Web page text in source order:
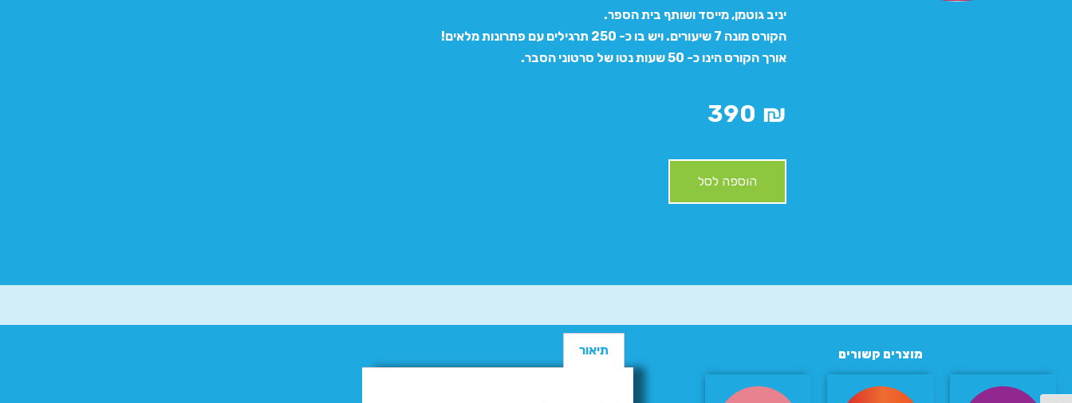
יניב גוטמן, מייסד ושותף בית הספר.
הקורס מונה 7 שיעורים. ויש בו כ- 250 תרגילים עם פתרונות מלאים!
אורך הקורס הינו כ- 50 שעות נטו של סרטוני הסבר.
390 ₪
הוספה לסל
מוצרים קשורים תיאור